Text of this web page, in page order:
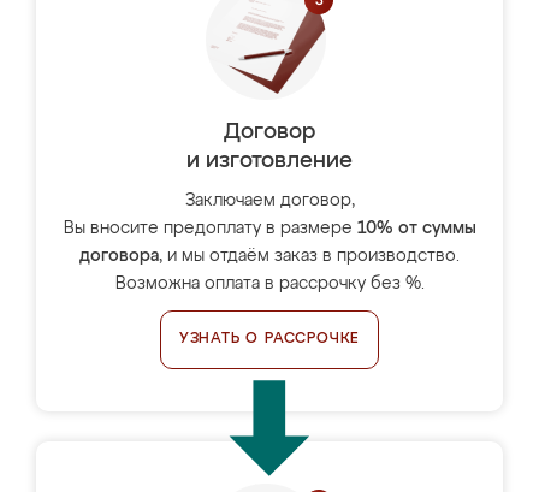
Договор
и изготовление
Заключаем договор,
Вы вносите предоплату в размере 10% от суммы
договора, и мы отдаём заказ в производство.
Возможна оплата в рассрочку без %.
УЗНАТЬ О РАССРОЧКЕ